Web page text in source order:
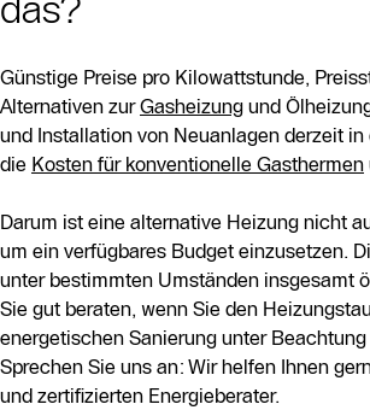
das?
Günstige Preise pro Kilowattstunde,
Alternativen zurGasheizung und
und Installation von Neuanlagen derzeit
die Kosten für konventionelle Gasthermen
Darum ist eine alternative Heizung nicht
um ein verfügbares Budget einzusetzen.
unter bestimmten Umständen insgesamt
Sie gut beraten, wenn Sie den
energetischen Sanierung unter
Sprechen Sie uns an: Wir helfen Ihnen
und zertifizierten Energieberater.